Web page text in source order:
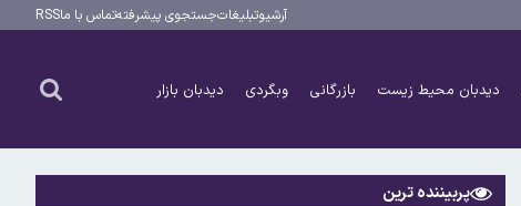
آرشیوتبلیغاتجستجوی پیشرفتهتماس با ماRSS
دیدبان محیط زیست بازرگانی وبگردی دیدبان بازار
پربیننده ترین